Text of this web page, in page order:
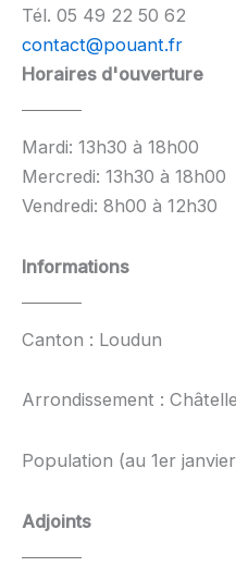
Tél. 05 49 22 50 62
contact@pouant.fr
Horaires d'ouverture
Mardi: 13h30 à 18h00
Mercredi: 13h30 à 18h00
Vendredi: 8h00 à 12h30
Informations
Canton : Loudun
Arrondissement :
Population (au 1er
Adjoints